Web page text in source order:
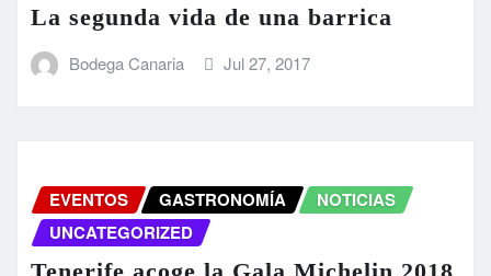
La segunda vida de una barrica
Bodega Canaria Jul 27, 2017
EVENTOS GASTRONOMÍA
NOTICIAS
UNCATEGORIZED